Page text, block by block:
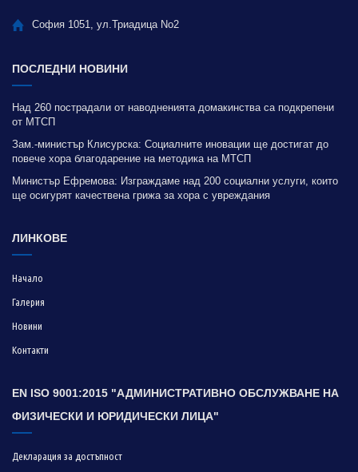
София 1051, ул.Триадица No2
ПОСЛЕДНИ НОВИНИ
Над 260 пострадали от наводненията домакинства са подкрепени
от МТСП
Зам.-министър Клисурска: Социалните иновации ще достигат до
повече хора благодарение на методика на МТСП
Министър Ефремова: Изграждаме над 200 социални услуги, които
ще осигурят качествена грижа за хора с увреждания
ЛИНКОВЕ
Начало
Галерия
Новини
Контакти
EN ISO 9001:2015 "АДМИНИСТРАТИВНО ОБСЛУЖВАНЕ НА
ФИЗИЧЕСКИ И ЮРИДИЧЕСКИ ЛИЦА"
Декларация за достъпност